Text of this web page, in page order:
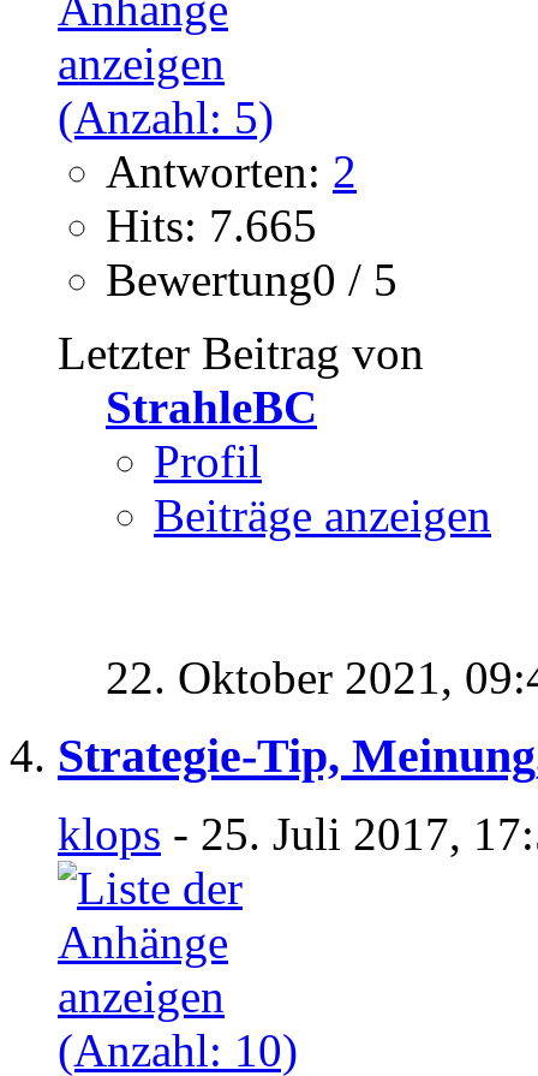
Antworten: 2
Hits: 7.665
Bewertung0 / 5
Letzter Beitrag von
StrahleBC
Profil
Beiträge anzeigen
22. Oktober 2021,
Strategie-Tip,
klops - 25. Juli 2017,